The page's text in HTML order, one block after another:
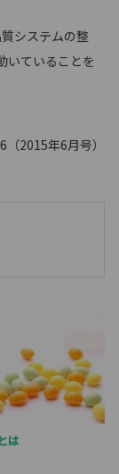
システムの整
いていることを
2015年6月号）
は